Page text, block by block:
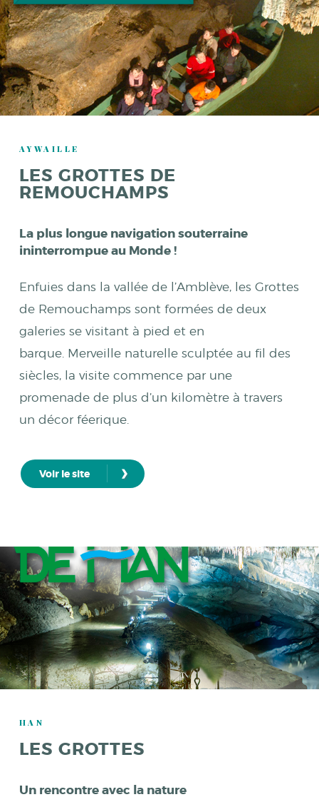
AYWAILLE
LES GROTTES DE
REMOUCHAMPS
La plus longue navigation souterraine
ininterrompue au Monde !
Enfuies dans la vallée de l’Amblève, les Grottes
de Remouchamps sont formées de deux
galeries se visitant à pied et en
barque. Merveille naturelle sculptée au fil des
siècles, la visite commence par une
promenade de plus d’un kilomètre à travers
un décor féerique.
Voir le site ›
HAN
LES GROTTES
Un rencontre avec la nature